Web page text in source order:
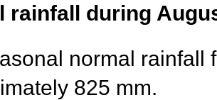
rainfall during
normal rainfall
825 mm.